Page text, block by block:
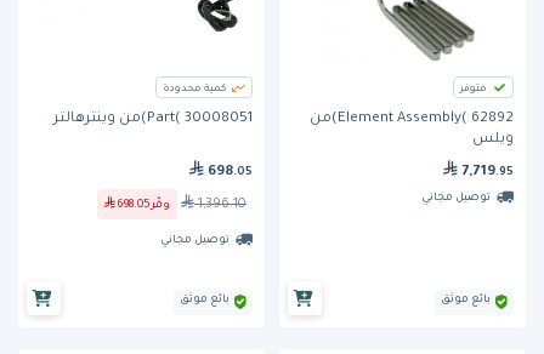
متوفر
Element Assembly( 62892)من
ويلس
7,719.95
توصيل مجاني
بائع موثق
كمية محدودة
Part( 30008051)من وينترهالتر
698.05
1,396.10 وفّر 698.05
توصيل مجاني
بائع موثق